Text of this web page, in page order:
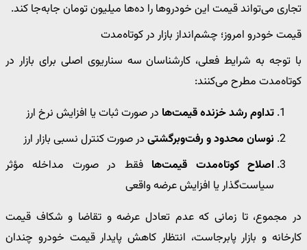
تجاری می‌تواند قیمت این خودروها را ده‌ها میلیون تومان جابه‌جا کند.
قیمت خودرو امروز؛ چشم‌انداز بازار در کوتاه‌مدت
با توجه به شرایط فعلی، کارشناسان سه سناریوی اصلی برای بازار در
کوتاه‌مدت مطرح می‌کنند:
تداوم رشد خزنده قیمت‌ها در صورت ثبات یا افزایش نرخ ارز
نوسان محدود و رفت‌وبرگشتی در صورت کنترل نسبی بازار ارز
اصلاح کوتاه‌مدت قیمت‌ها فقط در صورت مداخله مؤثر
سیاست‌گذار یا افزایش عرضه واقعی
در مجموع، تا زمانی که عدم تعادل عرضه و تقاضا و شکاف قیمت
کارخانه و بازار پابرجاست، انتظار کاهش پایدار قیمت خودرو چندان